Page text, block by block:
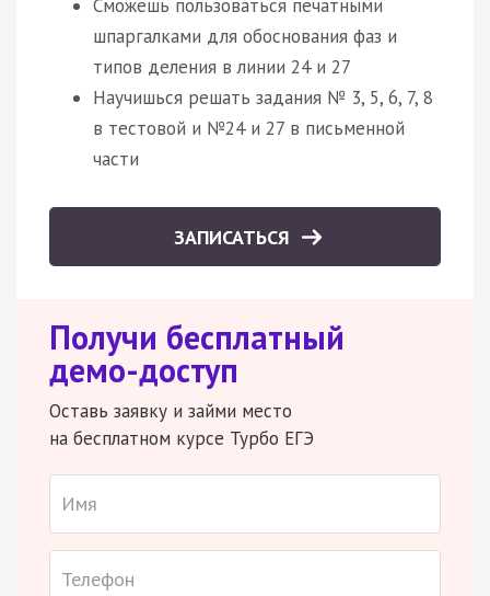
Сможешь пользоваться печатными
шпаргалками для обоснования фаз и
типов деления в линии 24 и 27
Научишься решать задания № 3, 5, 6, 7, 8
в тестовой и №24 и 27 в письменной
части
ЗАПИСАТЬСЯ
Получи бесплатный
демо-доступ
Оставь заявку и займи место
на бесплатном курсе Турбо ЕГЭ